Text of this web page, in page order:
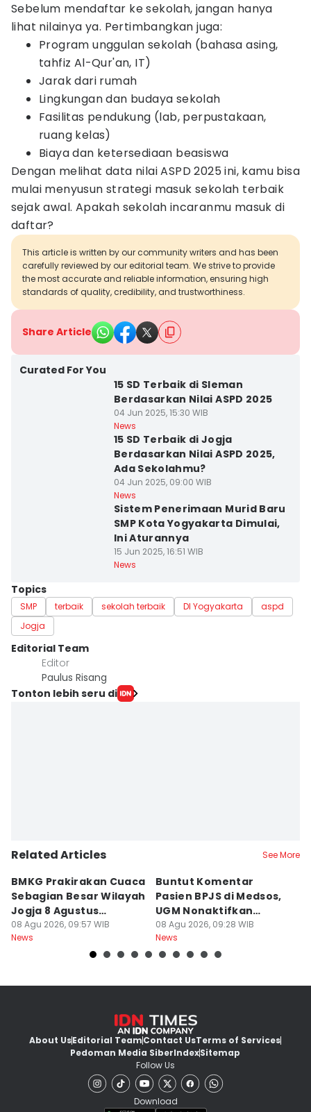
Sebelum mendaftar ke sekolah, jangan hanya
lihat nilainya ya. Pertimbangkan juga:
Program unggulan sekolah (bahasa asing,
tahfiz Al-Qur'an, IT)
Jarak dari rumah
Lingkungan dan budaya sekolah
Fasilitas pendukung (lab, perpustakaan,
ruang kelas)
Biaya dan ketersediaan beasiswa
Dengan melihat data nilai ASPD 2025 ini, kamu bisa
mulai menyusun strategi masuk sekolah terbaik
sejak awal. Apakah sekolah incaranmu masuk di
daftar?
This article is written by our community writers and has been
carefully reviewed by our editorial team. We strive to provide
the most accurate and reliable information, ensuring high
standards of quality, credibility, and trustworthiness.
Share Article
Curated For You
15 SD Terbaik di Sleman
Berdasarkan Nilai ASPD 2025
04 Jun 2025, 15:30 WIB
News
15 SD Terbaik di Jogja
Berdasarkan Nilai ASPD 2025,
Ada Sekolahmu?
04 Jun 2025, 09:00 WIB
News
Sistem Penerimaan Murid Baru
SMP Kota Yogyakarta Dimulai,
Ini Aturannya
15 Jun 2025, 16:51 WIB
News
Topics
SMP terbaik sekolah terbaik DI Yogyakarta
aspd
Jogja
Editorial Team
Editor
Paulus Risang
Tonton lebih seru di
Related Articles See More
BMKG Prakirakan Cuaca
Sebagian Besar Wilayah
Jogja 8 Agustus
Berawan
08 Agu 2026, 09:57 WIB
News
Buntut Komentar
Pasien BPJS di Medsos,
UGM Nonaktifkan
Dokter PPDS
08 Agu 2026, 09:28 WIB
News
About UsEditorial TeamContact UsTerms of Services
Pedoman Media SiberIndexSitemap
Follow Us
Download